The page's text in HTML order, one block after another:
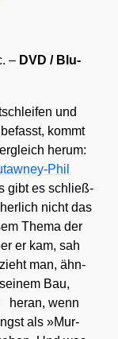
– DVD /​ Blu-
und
kommt
her­um:
Phil
gibt es schließ­
nicht das
The­ma der
er kam, sah
man, ähn­
Bau,
her­an, wenn
als »Mur­